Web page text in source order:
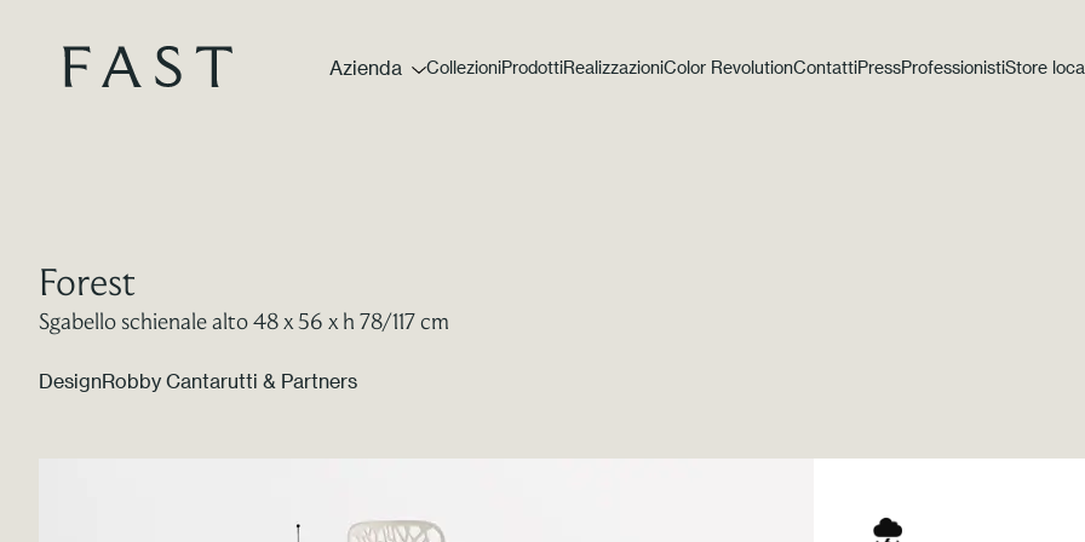
Azienda CollezioniProdottiRealizzazioniColor RevolutionContattiPressProfessionistiStore
Forest
Sgabello schienale alto 48 x 56 x h 78/117 cm
DesignRobby Cantarutti & Partners